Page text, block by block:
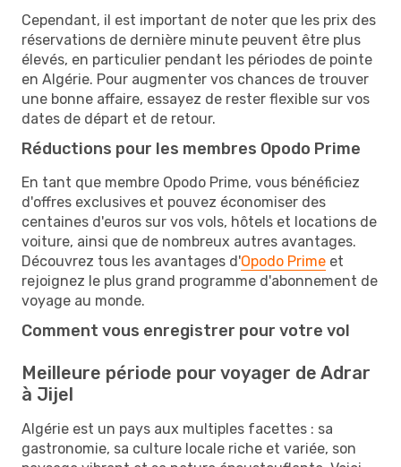
Cependant, il est important de noter que les prix des
réservations de dernière minute peuvent être plus
élevés, en particulier pendant les périodes de pointe
en Algérie. Pour augmenter vos chances de trouver
une bonne affaire, essayez de rester flexible sur vos
dates de départ et de retour.
Réductions pour les membres Opodo Prime
En tant que membre Opodo Prime, vous bénéficiez
d'offres exclusives et pouvez économiser des
centaines d'euros sur vos vols, hôtels et locations de
voiture, ainsi que de nombreux autres avantages.
Découvrez tous les avantages d'Opodo Prime et
rejoignez le plus grand programme d'abonnement de
voyage au monde.
Comment vous enregistrer pour votre vol
Meilleure période pour voyager de Adrar
à Jijel
Algérie est un pays aux multiples facettes : sa
gastronomie, sa culture locale riche et variée, son